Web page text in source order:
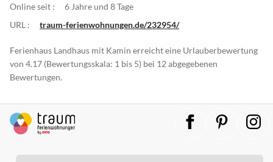
Online seit :
6 Jahre und 8 Tage
URL :
traum-ferienwohnungen.de/232954/
Ferienhaus Landhaus mit Kamin erreicht eine Urlauberbewertung
von 4.17 (Bewertungsskala: 1 bis 5) bei 12 abgegebenen
Bewertungen.